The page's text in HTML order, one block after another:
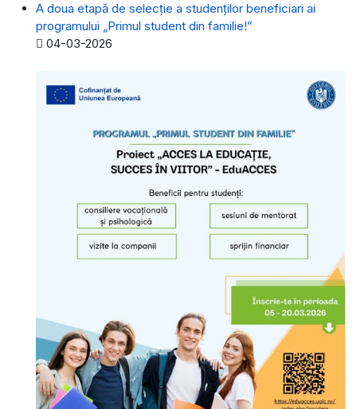
A doua etapă de selecție a studenților beneficiari ai
programului „Primul student din familie!”
Detalii
04-03-2026